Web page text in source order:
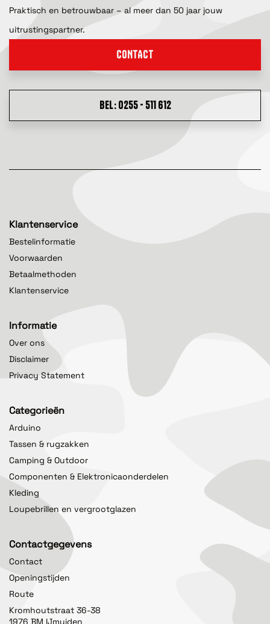
Praktisch en betrouwbaar – al meer dan 50 jaar jouw
uitrustingspartner.
CONTACT
BEL: 0255 - 511 612
Klantenservice
Bestelinformatie
Voorwaarden
Betaalmethoden
Klantenservice
Informatie
Over ons
Disclaimer
Privacy Statement
Categorieën
Arduino
Tassen & rugzakken
Camping & Outdoor
Componenten & Elektronicaonderdelen
Kleding
Loupebrillen en vergrootglazen
Contactgegevens
Contact
Openingstijden
Route
Kromhoutstraat 36-38
1976 BM IJmuiden